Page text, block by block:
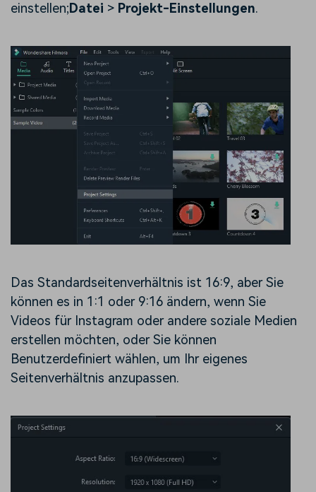
einstellen;Datei > Projekt-Einstellungen.
Das Standardseitenverhältnis ist 16:9, aber Sie
können es in 1:1 oder 9:16 ändern, wenn Sie
Videos für Instagram oder andere soziale Medien
erstellen möchten, oder Sie können
Benutzerdefiniert wählen, um Ihr eigenes
Seitenverhältnis anzupassen.